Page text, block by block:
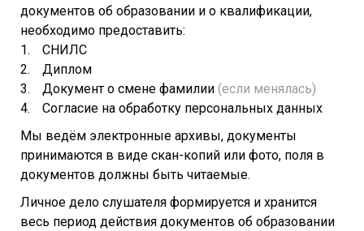
документов об образовании и о квалификации,
необходимо предоставить:
СНИЛС
Диплом
Документ о смене фамилии (если менялась)
Согласие на обработку персональных данных
Мы ведём электронные архивы, документы
принимаются в виде скан-копий или фото, поля в
документов должны быть читаемые.
Личное дело слушателя формируется и хранится
весь период действия документов об образовании